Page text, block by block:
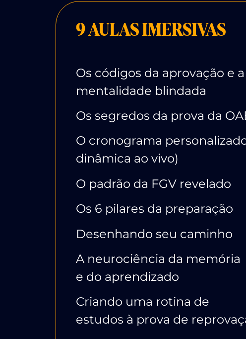
9 AULAS IMERSIVAS
Os códigos da aprovação e a
mentalidade blindada
Os segredos da prova da
O cronograma
dinâmica ao vivo)
O padrão da FGV revelado
Os 6 pilares da preparação
Desenhando seu caminho
A neurociência da memória
e do aprendizado
Criando uma rotina de
estudos à prova de